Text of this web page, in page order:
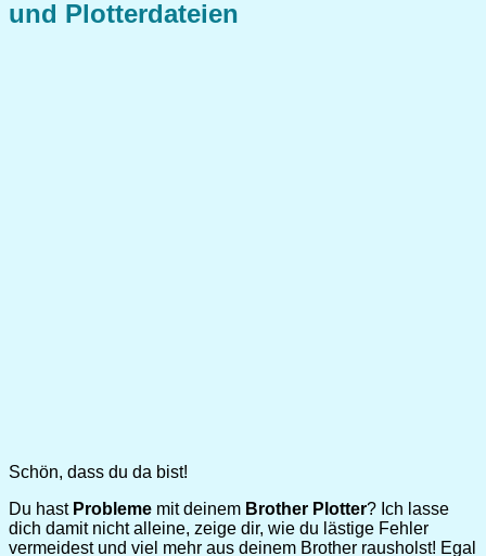
und Plotterdateien
Schön, dass du da bist!
Du hast Probleme mit deinem Brother Plotter? Ich lasse
dich damit nicht alleine, zeige dir, wie du lästige Fehler
vermeidest und viel mehr aus deinem Brother rausholst! Egal